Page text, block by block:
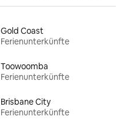
Gold Coast
Ferienunterkünfte
Toowoomba
Ferienunterkünfte
Brisbane City
Ferienunterkünfte